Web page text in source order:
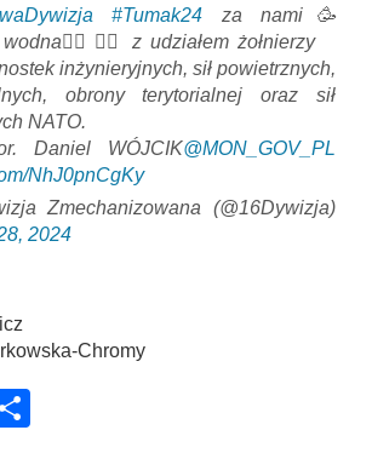
#Tumak24 za nami🥳
z udziałem żołnierzy
inżynieryjnych, sił powietrznych,
obrony terytorialnej oraz sił
NATO.
Daniel WÓJCIK@MON_GOV_PL
NhJ0pnCgKy
Zmechanizowana (@16Dywizja)
2024
Chromy
Email